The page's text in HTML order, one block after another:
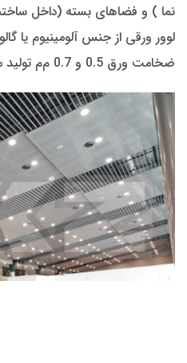
نما ) و فضاهای بسته (داخل
لوور ورقی از جنس آلومینیوم یا
ضخامت ورق 0.5 و 0.7 م‌م تولید میگردد .